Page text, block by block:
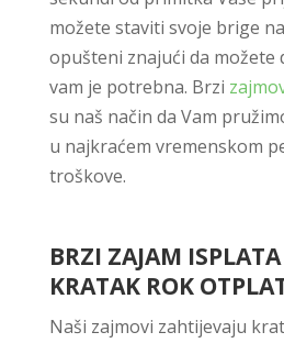
možete staviti svoje brige
opušteni znajući da možete
vam je potrebna. Brzi
su naš način da Vam
u najkraćem vremenskom
troškove.
BRZI ZAJAM
KRATAK ROK
Naši zajmovi zahtijevaju